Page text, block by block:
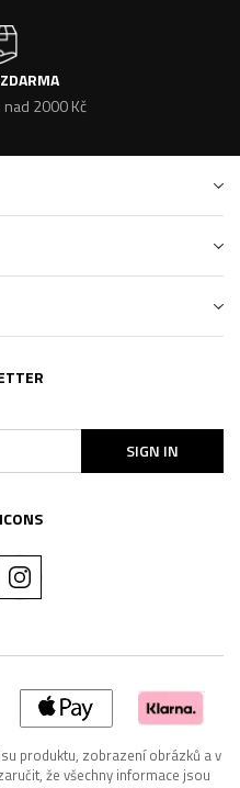
2000 Kč
SIGN IN
produktu, zobrazení obrázků a v
že všechny informace jsou